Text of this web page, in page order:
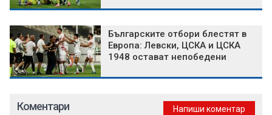
Българските отбори блестят в
Европа: Левски, ЦСКА и ЦСКА
1948 остават непобедени
Коментари Напиши коментар